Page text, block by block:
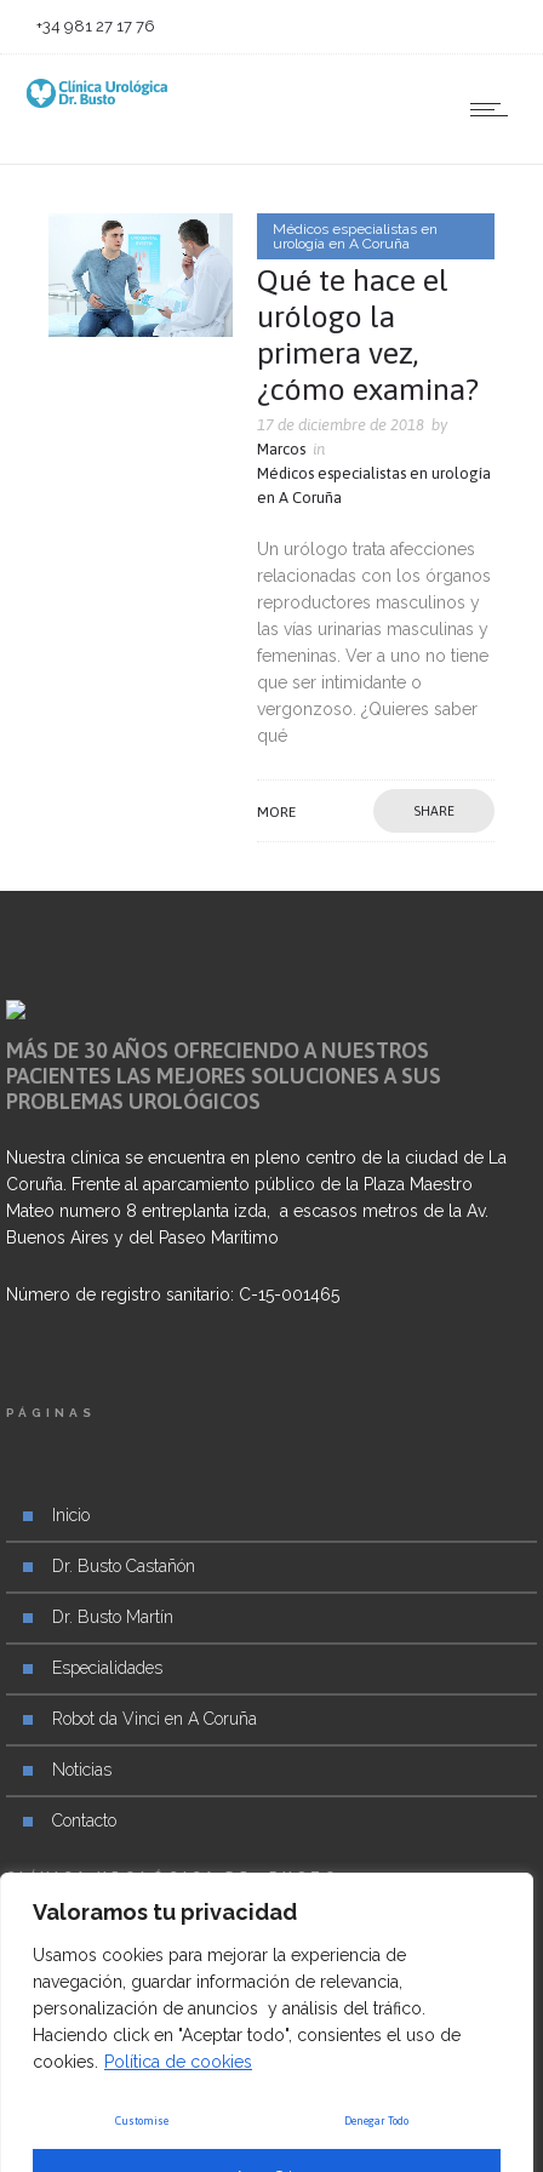
Valoramos tu privacidad
Usamos cookies para mejorar la experiencia de
navegación, guardar información de relevancia,
personalización de anuncios y análisis del tráfico.
Haciendo click en "Aceptar todo", consientes el uso de
cookies.
Política de cookies
Customise Denegar Todo
+34 981 27 17 76
Médicos especialistas en
urología en A Coruña
Qué te hace el
urólogo la
primera vez,
¿cómo examina?
17 de diciembre de 2018 by
Marcos in
Médicos especialistas en urología
en A Coruña
Un urólogo trata afecciones
relacionadas con los órganos
reproductores masculinos y
las vías urinarias masculinas y
femeninas. Ver a uno no tiene
que ser intimidante o
vergonzoso. ¿Quieres saber
qué
MORE SHARE
MÁS DE 30 AÑOS OFRECIENDO A NUESTROS
PACIENTES LAS MEJORES SOLUCIONES A SUS
PROBLEMAS UROLÓGICOS
Nuestra clínica se encuentra en pleno centro de la ciudad de La
Coruña. Frente al aparcamiento público de la Plaza Maestro
Mateo numero 8 entreplanta izda, a escasos metros de la Av.
Buenos Aires y del Paseo Marítimo
Número de registro sanitario: C-15-001465
PÁGINAS
Inicio
Dr. Busto Castañón
Dr. Busto Martín
Especialidades
Robot da Vinci en A Coruña
Noticias
Contacto
CLÍNICA UROLÓGICA DR. BUSTO
+34 981 27 17 76
Praza Mestre Mateo, 8, Entreplanta Izq, 15004 A Coruña
urologiabusto.com